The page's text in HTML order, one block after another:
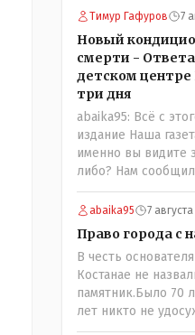
Тимур Гафуров 7
Новый
смерти -
детском центре
три дня
abaika95: Всё с
издание Наша
именно вы видите
либо? Нам
описываемой
бы
редакция не
полную и
продолжать тему.
обстоятельства.
abaika95 7 августа
Право города с
В честь
Костанае не
памятник.Было 70
лет никто не
назвать? Не